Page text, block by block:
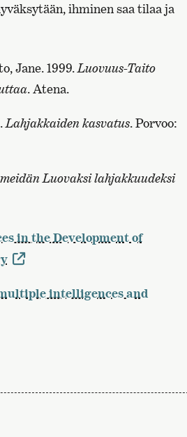
ihminen saa tilaa ja
Jane. 1999. Luovuus-Taito
. Atena.
Lahjakkaiden kasvatus. Porvoo:
Luovaksi lahjakkuudeksi
in the Development of
intelligences and